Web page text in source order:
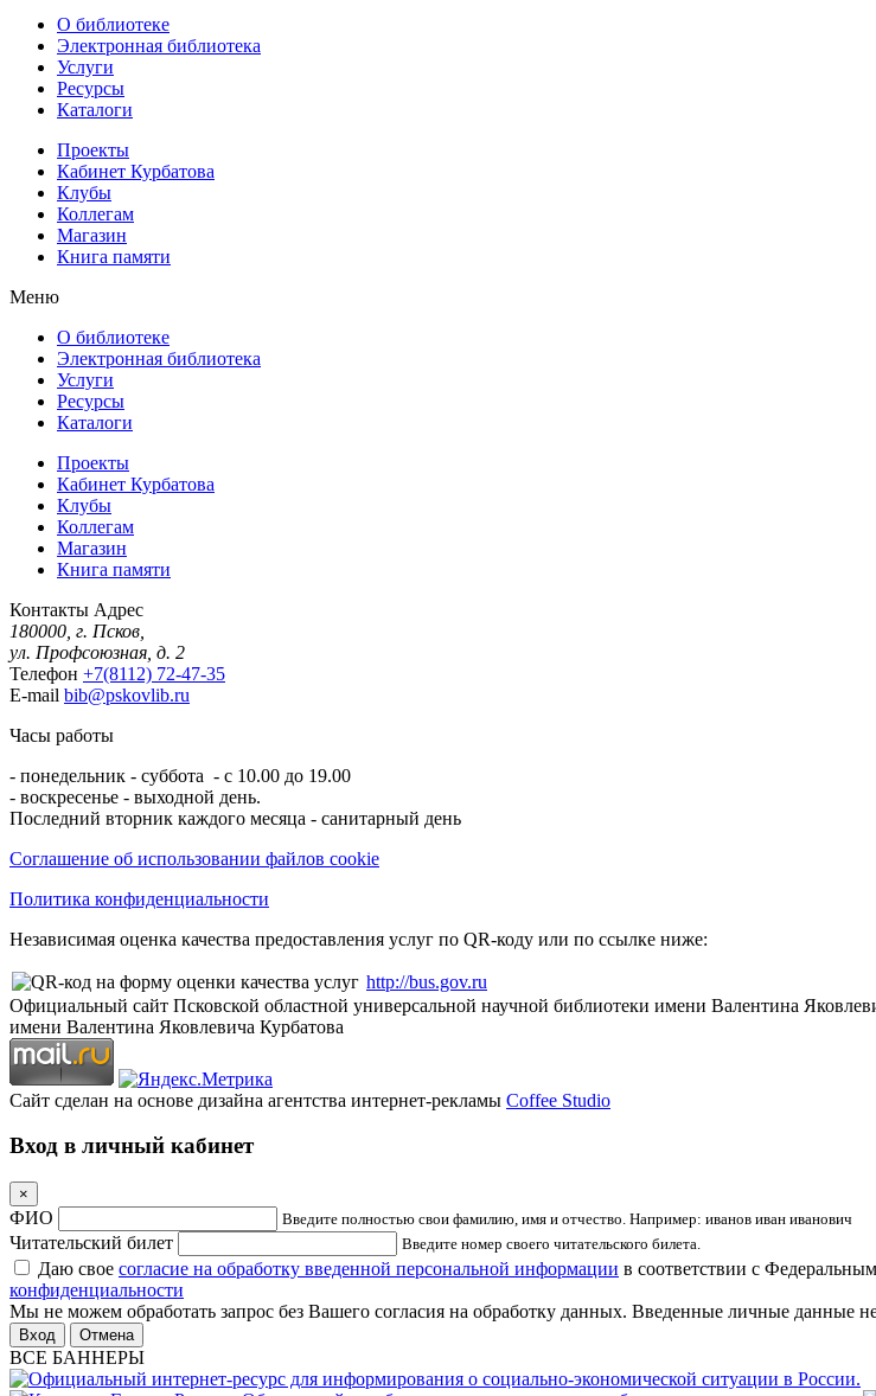
О библиотеке
Электронная библиотека
Услуги
Ресурсы
Каталоги
Проекты
Кабинет Курбатова
Клубы
Коллегам
Магазин
Книга памяти
Меню
О библиотеке
Электронная библиотека
Услуги
Ресурсы
Каталоги
Проекты
Кабинет Курбатова
Клубы
Коллегам
Магазин
Книга памяти
Контакты Адрес
180000, г. Псков,
ул. Профсоюзная, д. 2
Телефон +7(8112) 72-47-35
E-mail bib@pskovlib.ru
Часы работы
- понедельник - суббота - с 10.00 до 19.00
- воскресенье - выходной день.
Последний вторник каждого месяца - санитарный день
Соглашение об использовании файлов cookie
Политика конфиденциальности
Независимая оценка качества предоставления услуг по QR-коду или по ссылке ниже:
http://bus.gov.ru
Официальный сайт Псковской областной универсальной научной библиотеки имени Валентина
имени Валентина Яковлевича Курбатова
Сайт сделан на основе дизайна агентства интернет-рекламы Coffee Studio
Вход в личный кабинет
×
ФИО Введите полностью свои фамилию, имя и отчество. Например: иванов иван иванович
Читательский билет Введите номер своего читательского билета.
Даю свое согласие на обработку введенной персональной информации в соответствии с
конфиденциальности
Мы не можем обработать запрос без Вашего согласия на обработку данных. Введенные личные данные
Отмена
ВСЕ БАННЕРЫ